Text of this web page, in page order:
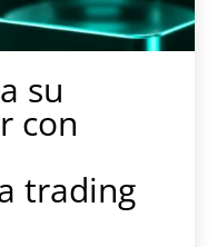
su
con
trading